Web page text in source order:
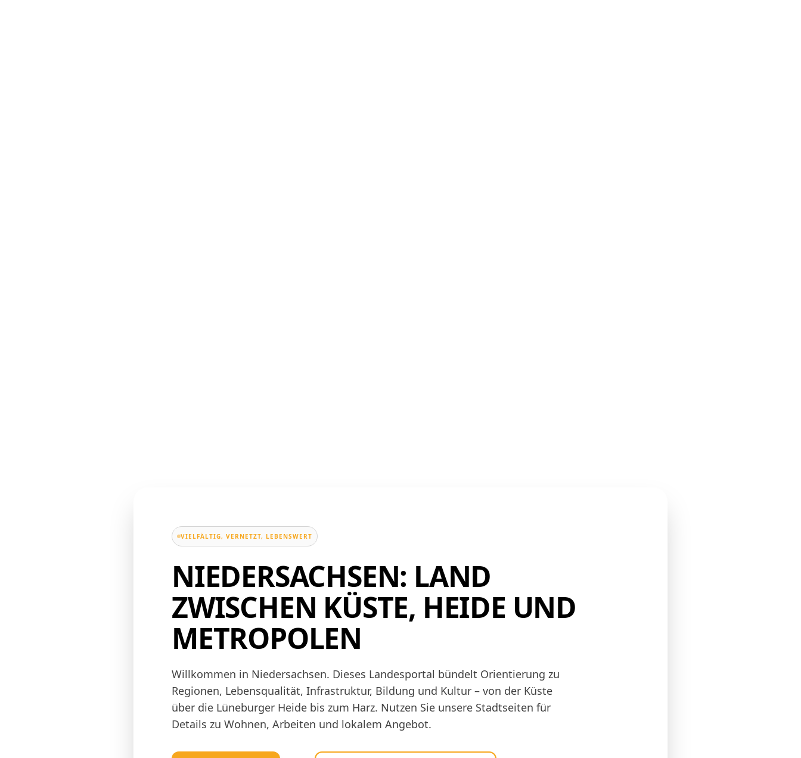
VIELFÄLTIG, VERNETZT, LEBENSWERT
NIEDERSACHSEN: LAND
ZWISCHEN KÜSTE, HEIDE UND
METROPOLEN
Willkommen in Niedersachsen. Dieses Landesportal bündelt Orientierung zu
Regionen, Lebensqualität, Infrastruktur, Bildung und Kultur – von der Küste
über die Lüneburger Heide bis zum Harz. Nutzen Sie unsere Stadtseiten für
Details zu Wohnen, Arbeiten und lokalem Angebot.